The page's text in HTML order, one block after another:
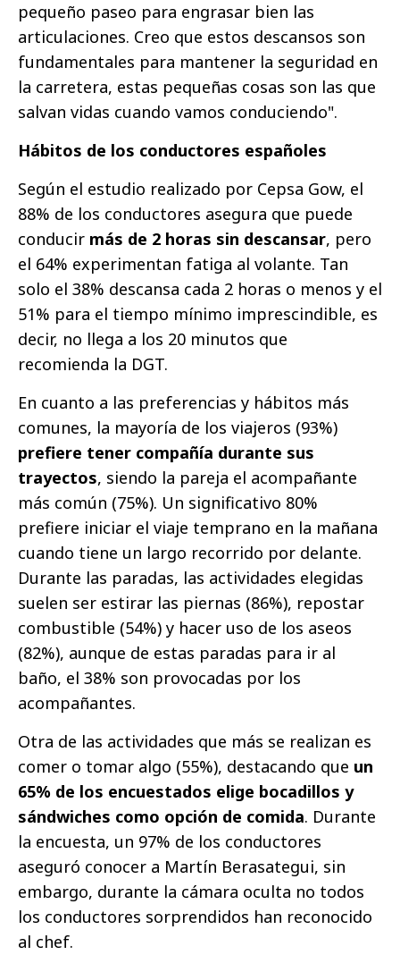
pequeño paseo para engrasar bien las
articulaciones. Creo que estos descansos son
fundamentales para mantener la seguridad en
la carretera, estas pequeñas cosas son las que
salvan vidas cuando vamos conduciendo".
Hábitos de los conductores españoles
Según el estudio realizado por Cepsa Gow, el
88% de los conductores asegura que puede
conducir más de 2 horas sin descansar, pero
el 64% experimentan fatiga al volante. Tan
solo el 38% descansa cada 2 horas o menos y el
51% para el tiempo mínimo imprescindible, es
decir, no llega a los 20 minutos que
recomienda la DGT.
En cuanto a las preferencias y hábitos más
comunes, la mayoría de los viajeros (93%)
prefiere tener compañía durante sus
trayectos, siendo la pareja el acompañante
más común (75%). Un significativo 80%
prefiere iniciar el viaje temprano en la mañana
cuando tiene un largo recorrido por delante.
Durante las paradas, las actividades elegidas
suelen ser estirar las piernas (86%), repostar
combustible (54%) y hacer uso de los aseos
(82%), aunque de estas paradas para ir al
baño, el 38% son provocadas por los
acompañantes.
Otra de las actividades que más se realizan es
comer o tomar algo (55%), destacando que un
65% de los encuestados elige bocadillos y
sándwiches como opción de comida. Durante
la encuesta, un 97% de los conductores
aseguró conocer a Martín Berasategui, sin
embargo, durante la cámara oculta no todos
los conductores sorprendidos han reconocido
al chef.